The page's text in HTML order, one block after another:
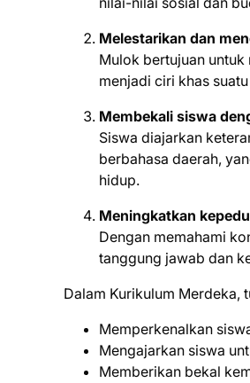
Melestarikan dan
Mulok bertujuan
menjadi ciri khas
Membekali siswa
Siswa diajarkan
berbahasa daerah,
hidup.
Meningkatkan
Dengan memahami
tanggung jawab dan
Dalam Kurikulum Merdeka,
Memperkenalkan
Mengajarkan siswa
Memberikan bekal